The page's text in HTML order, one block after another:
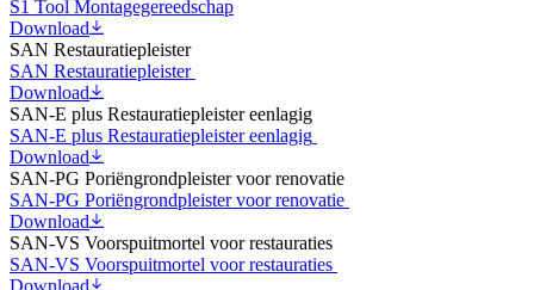
S1 Tool Montagegereedschap
Download
SAN Restauratiepleister
SAN Restauratiepleister
Download
SAN-E plus Restauratiepleister eenlagig
SAN-E plus Restauratiepleister eenlagig
Download
SAN-PG Poriëngrondpleister voor renovatie
SAN-PG Poriëngrondpleister voor renovatie
Download
SAN-VS Voorspuitmortel voor restauraties
SAN-VS Voorspuitmortel voor restauraties
Download